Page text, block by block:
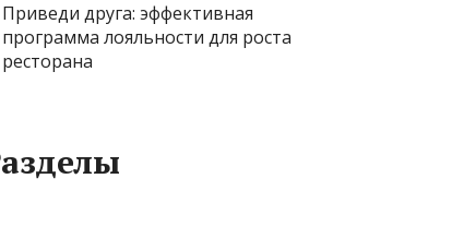
Приведи друга: эффективная
программа лояльности для роста
ресторана